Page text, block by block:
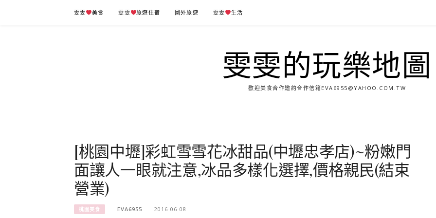
雯雯 美食 雯雯 旅遊住宿 國外旅遊 雯雯 生活
雯雯的玩樂地圖
歡迎美食合作邀約合作信箱EVA6955@YAHOO.COM.TW
[桃園中壢]彩虹雪雪花冰甜品(中壢忠孝店)~粉嫩門
面讓人一眼就注意,冰品多樣化選擇,價格親民(結束
營業)
桃園美食 EVA6955 2016-06-08